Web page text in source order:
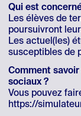
Qui est
Les élèves de
poursuivront
Les actuel(les)
susceptibles de
Comment
sociaux ?
Vous pouvez
https://